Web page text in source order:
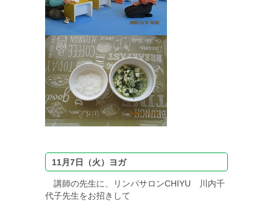
11月7日（火）ヨガ
講師の先生に、リンパサロンCHIYU 川内千
代子先生をお招きして